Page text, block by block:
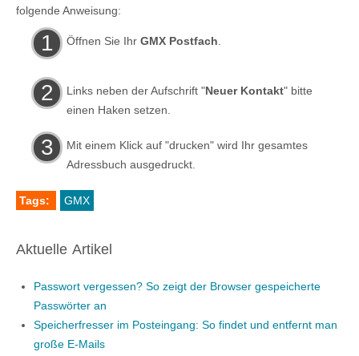
folgende Anweisung:
Öffnen Sie Ihr GMX Postfach
Links neben der Aufschrift "Neuer Kontakt" bitte
einen Haken setzen.
Mit einem Klick auf "drucken" wird Ihr gesamtes
Adressbuch ausgedruckt.
Tags: GMX
Aktuelle Artikel
Passwort vergessen? So zeigt der Browser gespeicherte
Passwörter an
Speicherfresser im Posteingang: So findet und entfernt man
große E-Mails